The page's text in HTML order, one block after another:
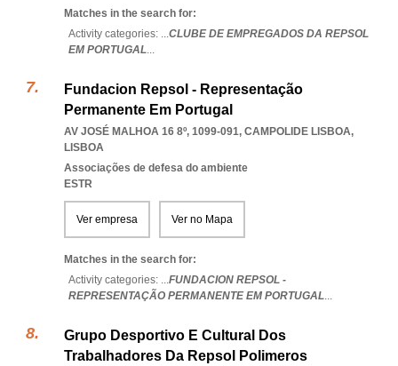
Matches in the search for:
Activity categories: ...CLUBE DE EMPREGADOS DA REPSOL
EM PORTUGAL...
Fundacion Repsol - Representação
Permanente Em Portugal
AV JOSÉ MALHOA 16 8º, 1099-091, CAMPOLIDE LISBOA,
LISBOA
Associações de defesa do ambiente
ESTR
Ver empresa Ver no Mapa
Matches in the search for:
Activity categories: ...FUNDACION REPSOL -
REPRESENTAÇÃO PERMANENTE EM PORTUGAL...
Grupo Desportivo E Cultural Dos
Trabalhadores Da Repsol Polimeros